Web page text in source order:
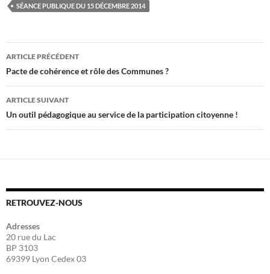
SÉANCE PUBLIQUE DU 15 DÉCEMBRE 2014
Navigation
des
articles
ARTICLE PRÉCÉDENT
Pacte de cohérence et rôle des Communes ?
ARTICLE SUIVANT
Un outil pédagogique au service de la participation citoyenne !
RETROUVEZ-NOUS
Adresses
20 rue du Lac
BP 3103
69399 Lyon Cedex 03